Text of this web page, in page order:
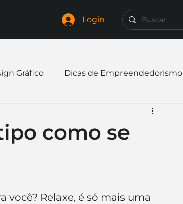
Login
Gráfico Dicas de Empreendedorismo
Frases Logotipo
como se
você? Relaxe, é só mais uma